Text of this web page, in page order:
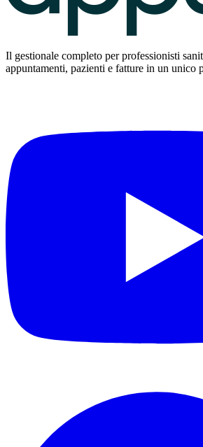
Il gestionale completo per professionisti
appuntamenti, pazienti e fatture in un unico